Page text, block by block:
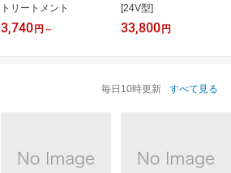
トリートメント
3,740 円 ～
[24V型]
33,800 円
毎日10時更新 すべて見る